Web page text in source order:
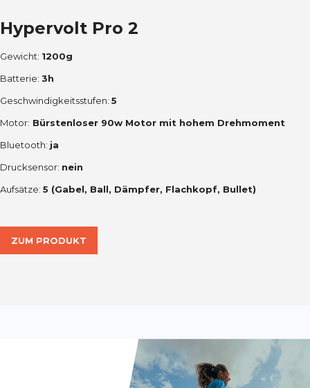
Hypervolt Pro 2
Gewicht: 1200g
Batterie: 3h
Geschwindigkeitsstufen: 5
Motor: Bürstenloser 90w Motor mit hohem Drehmoment
Bluetooth: ja
Drucksensor: nein
Aufsätze: 5 (Gabel, Ball, Dämpfer, Flachkopf, Bullet)
ZUM PRODUKT